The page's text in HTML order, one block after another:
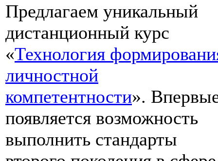
Предлагаем уникальный
дистанционный курс
«Технология
личностной
компетентности».
появляется возможность
выполнить стандарты